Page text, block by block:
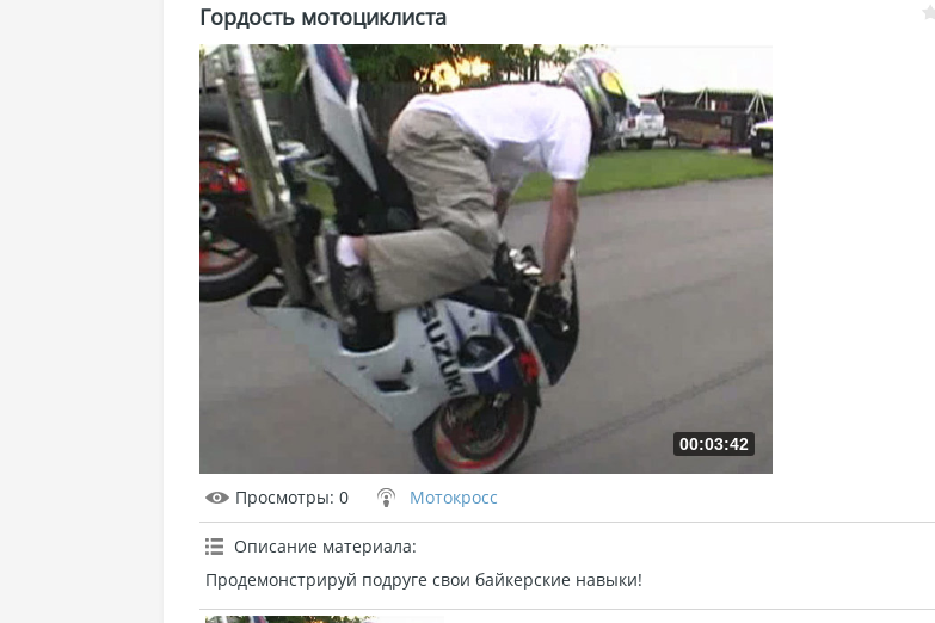
Гордость мотоциклиста
00:03:42
Просмотры: 0 Мотокросс
Описание материала:
Продемонстрируй подруге свои байкерские навыки!